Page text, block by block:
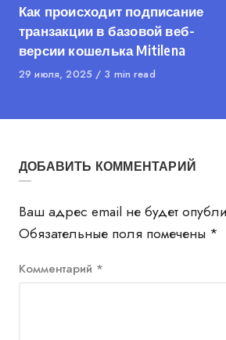
Как происходит подписание
транзакции в базовой веб-
версии кошелька Mitilena
Published
29 июля, 2025 3 min read
ДОБАВИТЬ КОММЕНТАРИЙ
Ваш адрес email не будет
Обязательные поля помечены *
Комментарий *